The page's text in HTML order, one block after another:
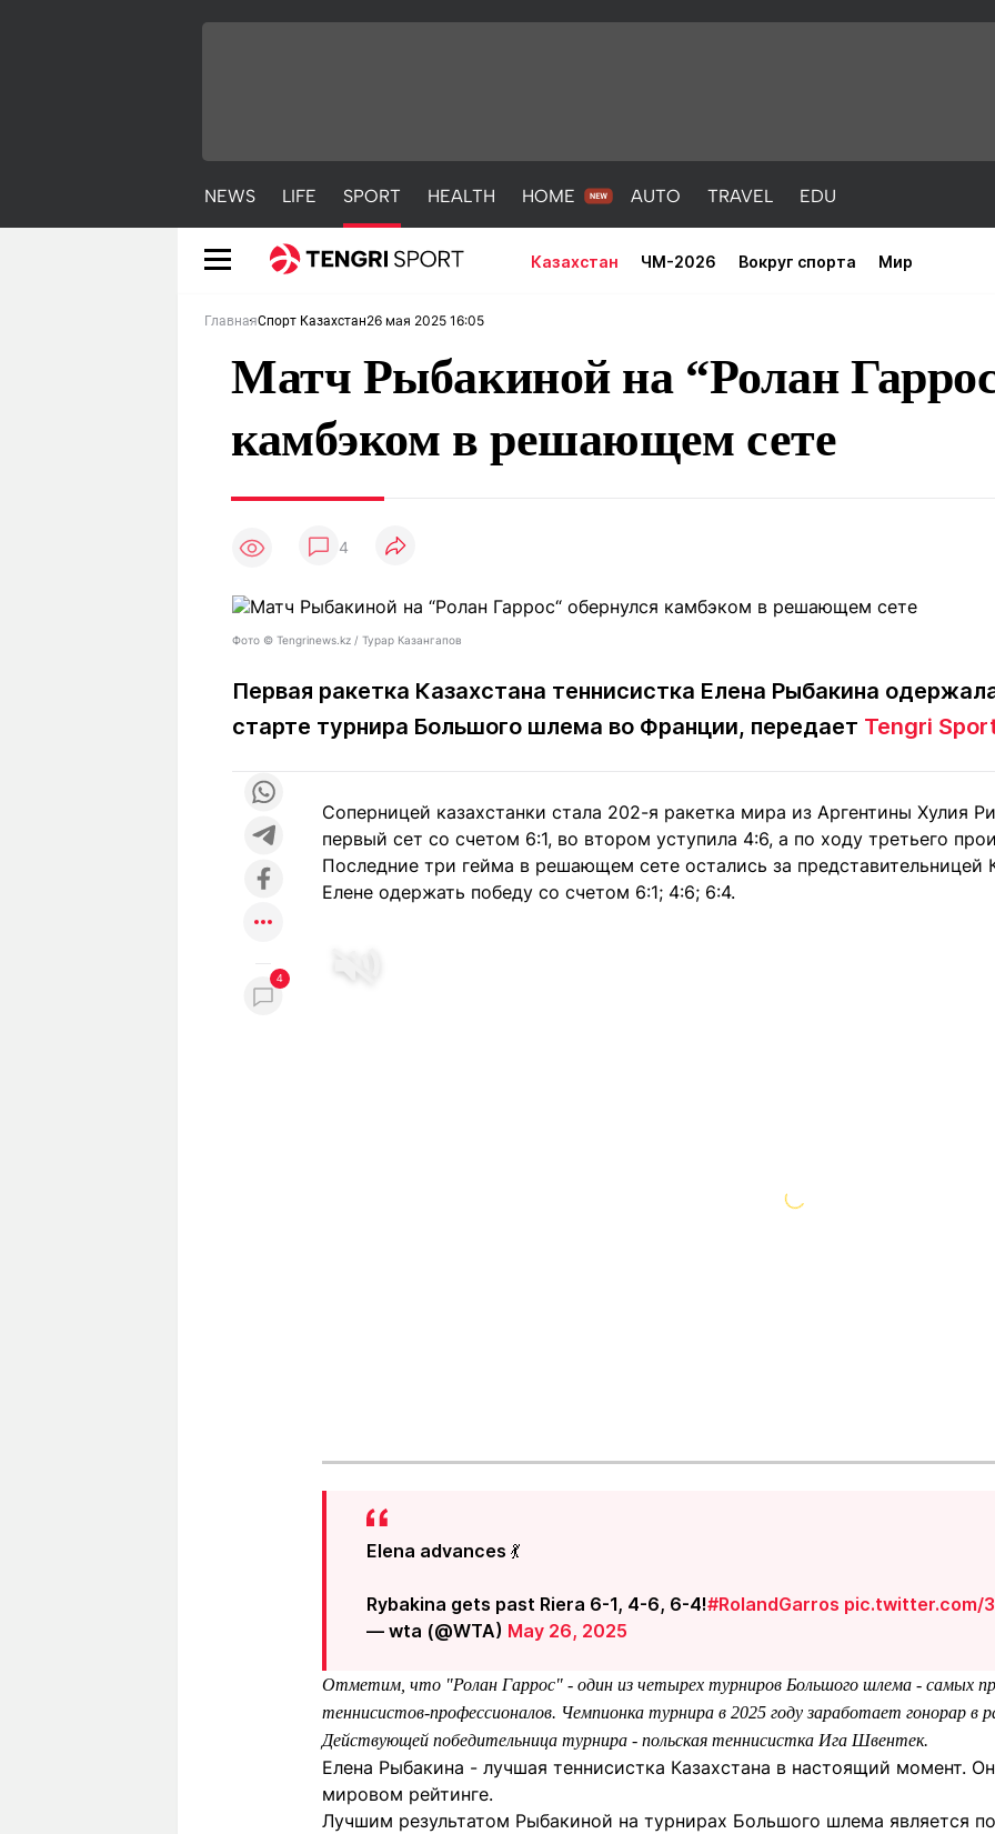
NEWS LIFE SPORT HEALTH HOME AUTO TRAVEL EDU
Казахстан ЧМ-2026 Вокруг спорта Мир
Погода
Рейтинги
Полезно
Гороскопы
Рецепты
чемпионов
+7 (777) 001 44 99
Реклама
+7 (700) 3 888 188
ГлавнаяСпорт Казахстан26 мая 2025 16:05
Матч Рыбакиной на “Ролан
камбэком в решающем сете
4
Фото ©️ Tengrinews.kz / Турар Казангапов
Первая ракетка Казахстана теннисистка Елена Рыбакина
старте турнира Большого шлема во Франции, передает Tengri
4
Соперницей казахстанки стала 202-я ракетка мира из Аргентины Хулия
первый сет со счетом 6:1, во втором уступила 4:6, а по ходу третьего
Последние три гейма в решающем сете остались за представительницей
Елене одержать победу со счетом 6:1; 4:6; 6:4.
Elena advances 💃
Rybakina gets past Riera 6-1, 4-6, 6-4!#RolandGarros pic.twitter.com/
— wta (@WTA) May 26, 2025
Отметим, что "Ролан Гаррос" - один из четырех турниров Большого шлема - самых
теннисистов-профессионалов. Чемпионка турнира в 2025 году заработает гонорар в
Действующей победительница турнира - польская теннисистка Ига Швентек.
Елена Рыбакина - лучшая теннисистка Казахстана в настоящий момент.
мировом рейтинге.
Лучшим результатом Рыбакиной на турнирах Большого шлема является